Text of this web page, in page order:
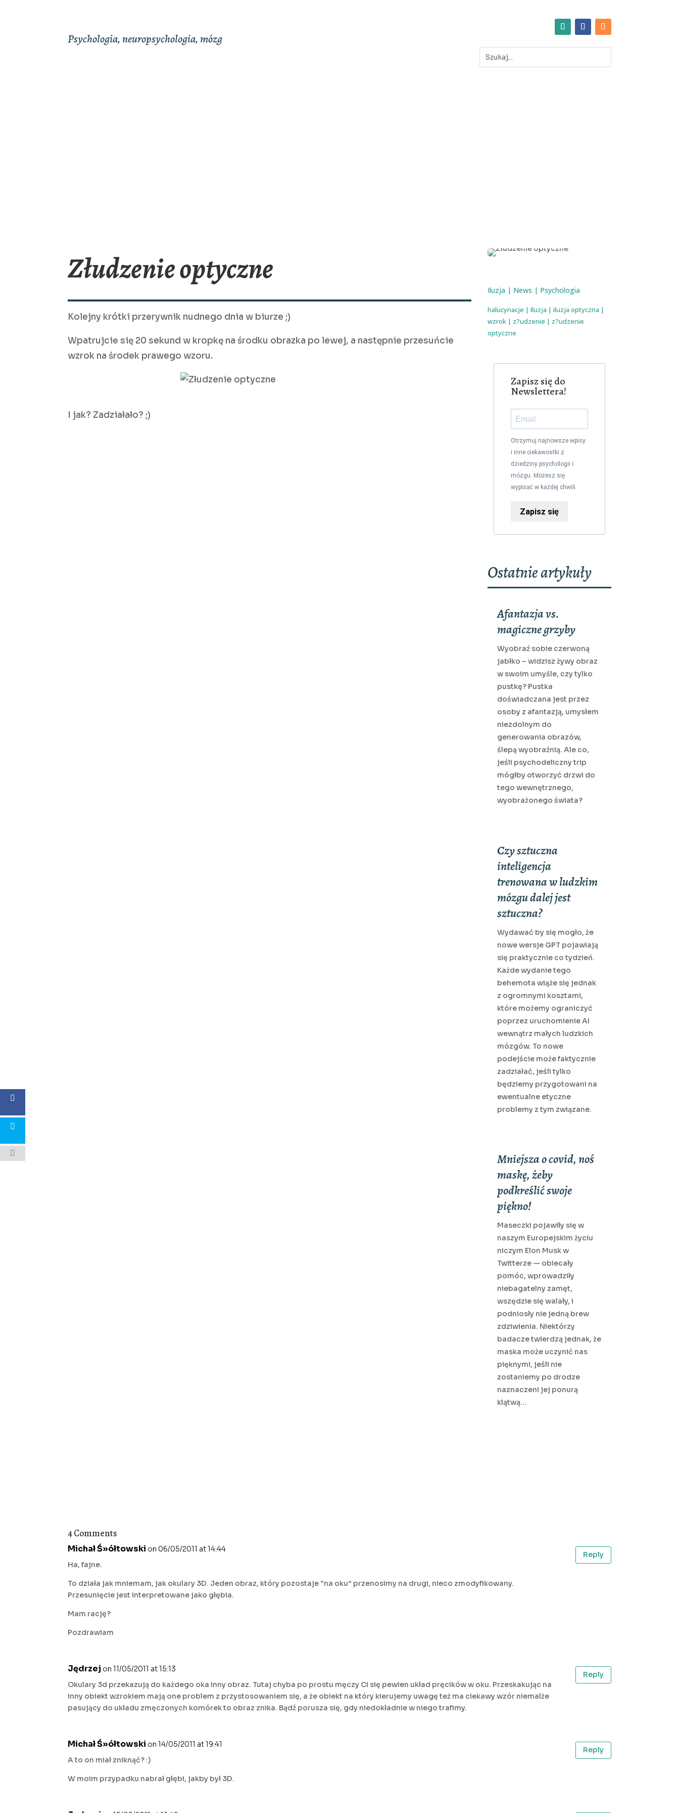
Psychologia, neuropsychologia, mózg
Złudzenie optyczne
Kolejny krótki przerywnik nudnego dnia w biurze ;)
Wpatrujcie się 20 sekund w kropkę na środku obrazka po lewej, a następnie przesuńcie
wzrok na środek prawego wzoru.
I jak? Zadziałało? ;)
Iluzja| News | Psychologia
halucynacje | Iluzja | iluzja optyczna |
wzrok| z?udzenie | z?udzenie
optyczne
Zapisz się do
Newslettera!
Otrzymuj najnowsze wpisy
i inne ciekawostki z
dziedziny psychologii i
mózgu. Możesz się
wypisać w każdej chwili.
Zapisz się
Ostatnie artykuły
Afantazja vs.
magiczne grzyby
Wyobraź sobie czerwoną
jabłko – widzisz żywy obraz
w swoim umyśle, czy tylko
pustkę? Pustka
doświadczana jest przez
osoby z afantazją, umysłem
niezdolnym do
generowania obrazów,
ślepą wyobraźnią. Ale co,
jeśli psychodeliczny trip
mógłby otworzyć drzwi do
tego wewnętrznego,
wyobrażonego świata?
Czy sztuczna
inteligencja
trenowana w ludzkim
mózgu dalej jest
sztuczna?
Wydawać by się mogło, że
nowe wersje GPT pojawiają
się praktycznie co tydzień.
Każde wydanie tego
behemota wiąże się jednak
z ogromnymi kosztami,
które możemy ograniczyć
poprzez uruchomienie AI
wewnątrz małych ludzkich
mózgów. To nowe
podejście może faktycznie
zadziałać, jeśli tylko
będziemy przygotowani na
ewentualne etyczne
problemy z tym związane.
Mniejsza o covid, noś
maskę, żeby
podkreślić swoje
piękno!
Maseczki pojawiły się w
naszym Europejskim życiu
niczym Elon Musk w
Twitterze — obiecały
pomóc, wprowadziły
niebagatelny zamęt,
wszędzie się walały, i
podniosły nie jedną brew
zdziwienia. Niektórzy
badacze twierdzą jednak, że
maska może uczynić nas
pięknymi, jeśli nie
zostaniemy po drodze
naznaczeni jej ponurą
klątwą…
4 Comments
Michał Ś»ółtowski on 06/05/2011 at 14:44
Ha, fajne.
To działa jak mniemam, jak okulary 3D. Jeden obraz, który pozostaje “na oku” przenosimy na drugi, nieco zmodyfikowany.
Przesunięcie jest interpretowane jako głębia.
Mam rację?
Pozdrawiam
Reply
Jędrzej on 11/05/2011 at 15:13
Okulary 3d przekazują do każdego oka inny obraz. Tutaj chyba po prostu męczy Ci się pewien układ pręcików w oku. Przeskakując na
inny obiekt wzrokiem mają one problem z przystosowaniem się, a że obiekt na który kierujemy uwagę też ma ciekawy wzór niemalże
pasujący do układu zmęczonych komórek to obraz znika. Bądź porusza się, gdy niedokładnie w niego trafimy.
Reply
Michał Ś»ółtowski on 14/05/2011 at 19:41
A to on miał zniknąć? :)
W moim przypadku nabrał głębi, jakby był 3D.
Reply